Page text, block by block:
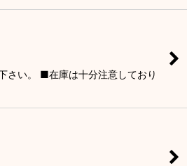
さい。 ■在庫は十分注意しており